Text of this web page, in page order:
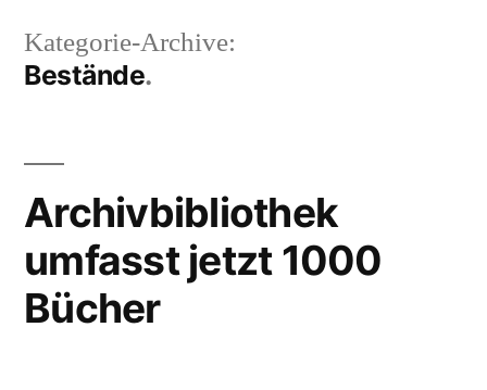
Kategorie-Archive:
Bestände
Archivbibliothek
umfasst jetzt 1000
Bücher